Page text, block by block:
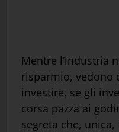
Mentre l’industria
risparmio, vedono
investire, se gli
corsa pazza ai
segreta che,